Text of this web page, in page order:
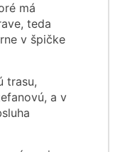
má
teda
v špičke
trasu,
a v